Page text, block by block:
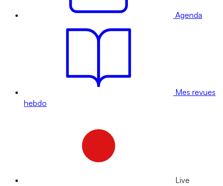
Agenda
Mes revues
hebdo
Live